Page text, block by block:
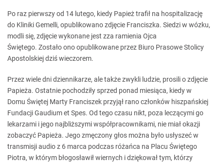
Po raz pierwszy od 14 lutego, kiedy Papież trafił na hospitalizację
do Kliniki Gemelli, opublikowano zdjęcie Franciszka. Siedzi w wózku,
modli się, zdjęcie wykonane jest zza ramienia Ojca
Świętego. Zostało ono opublikowane przez Biuro Prasowe Stolicy
Apostolskiej dziś wieczorem.
Przez wiele dni dziennikarze, ale także zwykli ludzie, prosili o zdjęcie
Papieża. Ostatnie pochodziły sprzed ponad miesiąca, kiedy w
Domu Świętej Marty Franciszek przyjął rano członków hiszpańskiej
Fundacji Gaudium et Spes. Od tego czasu nikt, poza leczącymi go
lekarzami i jego najbliższymi współpracownikami, nie miał okazji
zobaczyć Papieża. Jego zmęczony głos można było usłyszeć w
transmisji audio z 6 marca podczas różańca na Placu Świętego
Piotra, w którym błogosławił wiernych i dziękował tym, którzy